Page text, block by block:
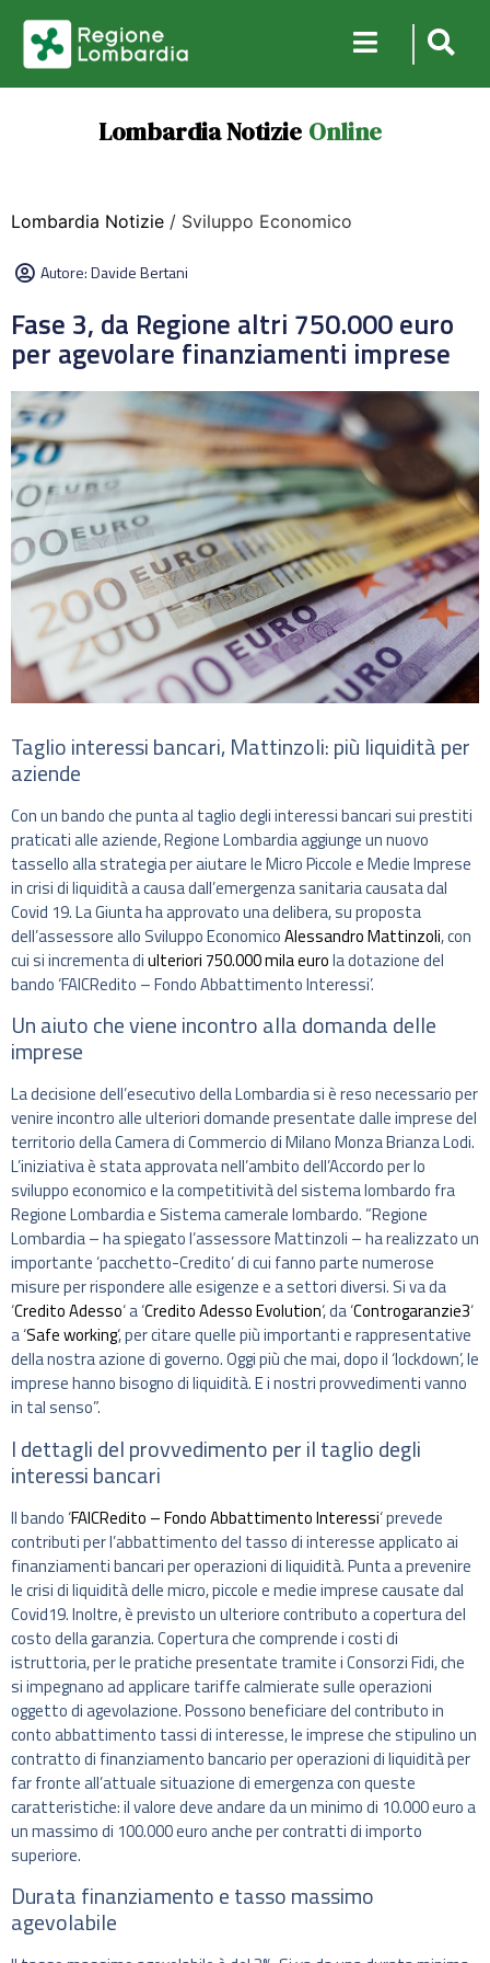
Lombardia Notizie Online
Lombardia Notizie / Sviluppo Economico
Autore:Davide Bertani
Fase 3, da Regione altri 750.000 euro
per agevolare finanziamenti imprese
Taglio interessi bancari, Mattinzoli: più liquidità per
aziende
Con un bando che punta al taglio degli interessi bancari sui prestiti
praticati alle aziende, Regione Lombardia aggiunge un nuovo
tassello alla strategia per aiutare le Micro Piccole e Medie Imprese
in crisi di liquidità a causa dall’emergenza sanitaria causata dal
Covid 19. La Giunta ha approvato una delibera, su proposta
dell’assessore allo Sviluppo EconomicoAlessandro Mattinzoli, con
cui si incrementa diulteriori 750.000 mila eurola dotazione del
bando ‘FAICRedito – Fondo Abbattimento Interessi’.
Un aiuto che viene incontro alla domanda delle
imprese
La decisione dell’esecutivo della Lombardia si è reso necessario per
venire incontro alle ulteriori domande presentate dalle imprese del
territorio della Camera di Commercio di Milano Monza Brianza Lodi.
L’iniziativa è stata approvata nell’ambito dell’Accordo per lo
sviluppo economico e la competitività del sistema lombardo fra
Regione Lombardia e Sistema camerale lombardo. “Regione
Lombardia – ha spiegato l’assessore Mattinzoli – ha realizzato un
importante ‘pacchetto-Credito’ di cui fanno parte numerose
misure per rispondere alle esigenze e a settori diversi. Si va da
‘Credito Adesso‘ a ‘Credito Adesso Evolution‘, da ‘Controgaranzie3‘
a ‘Safe working‘, per citare quelle più importanti e rappresentative
della nostra azione di governo. Oggi più che mai, dopo il ‘lockdown’, le
imprese hanno bisogno di liquidità. E i nostri provvedimenti vanno
in tal senso”.
I dettagli del provvedimento per il taglio degli
interessi bancari
Il bando ‘FAICRedito – Fondo Abbattimento Interessi‘ prevede
contributi per l’abbattimento del tasso di interesse applicato ai
finanziamenti bancari per operazioni di liquidità. Punta a prevenire
le crisi di liquidità delle micro, piccole e medie imprese causate dal
Covid19. Inoltre, è previsto un ulteriore contributo a copertura del
costo della garanzia. Copertura che comprende i costi di
istruttoria, per le pratiche presentate tramite i Consorzi Fidi, che
si impegnano ad applicare tariffe calmierate sulle operazioni
oggetto di agevolazione. Possono beneficiare del contributo in
conto abbattimento tassi di interesse, le imprese che stipulino un
contratto di finanziamento bancario per operazioni di liquidità per
far fronte all’attuale situazione di emergenza con queste
caratteristiche: il valore deve andare da un minimo di 10.000 euro a
un massimo di 100.000 euro anche per contratti di importo
superiore.
Durata finanziamento e tasso massimo
agevolabile